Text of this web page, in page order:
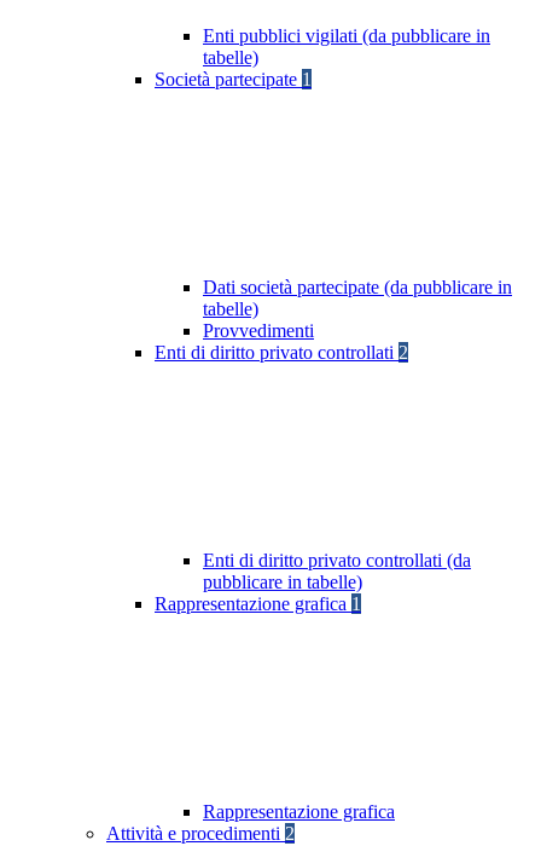
Enti pubblici vigilati (da pubblicare in
tabelle)
Società partecipate 1
Dati società partecipate (da pubblicare in
tabelle)
Provvedimenti
Enti di diritto privato controllati 2
Enti di diritto privato controllati (da
pubblicare in tabelle)
Rappresentazione grafica 1
Rappresentazione grafica
Attività e procedimenti 2